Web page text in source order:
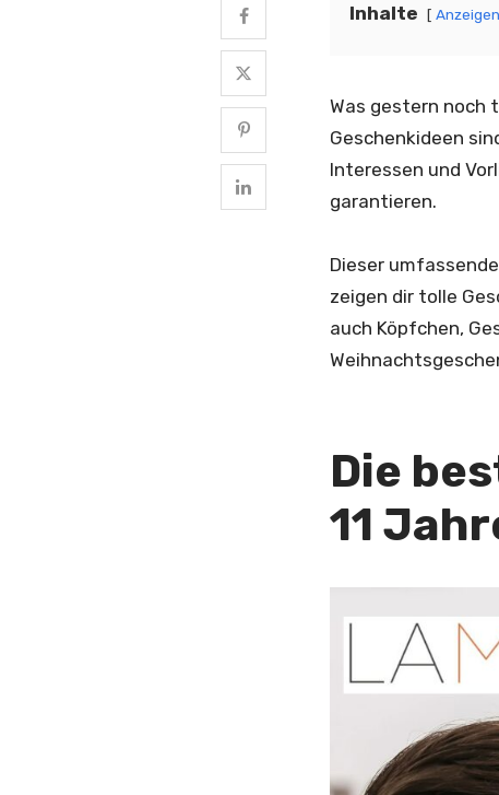
Inhalte Anzeigen
Was gestern noch
Geschenkideen
Interessen und
garantieren.
Dieser
zeigen dir tolle
auch Köpfchen,
Die
11